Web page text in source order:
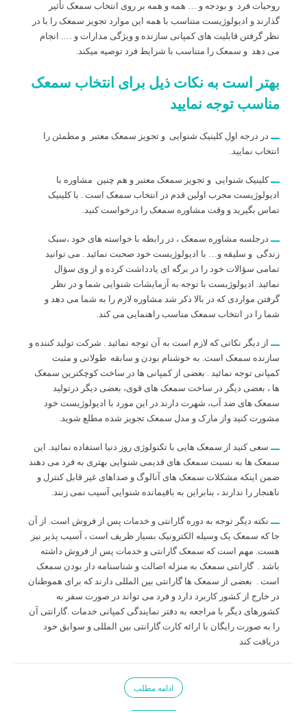
روحیات فرد و بودجه و … همه و همه بر روی انتخاب سمعک تأثیر
گذارند و ادیولوژیست متناسب با همه این موارد تجویز سمعک را با در
نظر گرفتن قابلیت های کمپانی سازنده و ویژگی مدارات و …. انجام
می دهد و سمعک را متناسب با شرایط فرد توصیه میکند.
بهتر است به نکات ذیل برای انتخاب سمعک
مناسب توجه نمایید
در درجه اول کلینیک شنوایی و تجویز سمعک معتبر و مطمئن را
انتخاب نمایید.
کلینیک شنوایی و تجویز سمعک معتبر و هم چنین مشاوره با
ادیولوژیست مجرب اولین قدم در انتخاب سمعک است . با کلینیک
تماس بگیرید و وقت مشاوره سمعک را درخواست کنید.
درجلسه مشاوره سمعک ، در رابطه با خواسته های خود ،سبک
زندگی و سلیقه و… با ادیولوژیست خود صحبت نمائید . می توانید
تمامی سؤالات خود را در برگه ای یادداشت کرده و از وی سؤال
نمائید. ادیولوژیست با توجه به آزمایشات شنوایی شما و در نظر
گرفتن مواردی که در بالا ذکر شد مشاوره لازم را به شما می دهد و
شما را در انتخاب سمعک مناسب راهنمایی می کند.
از دیگر نکاتی که لازم است به آن توجه نمائید . شرکت تولید کننده و
سازنده سمعک است. به خوشنام بودن و سابقه طولانی و مثبت
کمپانی توجه نمائید . بعضی از کمپانی ها در ساخت کوچکترین سمعک
ها ، بعضی دیگر در ساخت سمعک های قوی، بعضی دیگر درتولید
سمعک های ضد آب، شهرت دارند در این مورد با ادیولوژیست خود
مشورت کنید واز مارک و مدل سمعک تجویز شده مطلع شوید.
سعی کنید از سمعک هایی با تکنولوژی روز دنیا استفاده نمائید. این
سمعک ها به نسبت سمعک های قدیمی شنوایی بهتری به فرد می دهند
ضمن اینکه مشکلات سمعک های آنالوگ و صداهای غیر قابل کنترل و
ناهنجار را ندارند ، بنابراین به باقیمانده شنوایی آسیب نمی زنند.
نکته دیگر توجه به دوره گارانتی و خدمات پس از فروش است. از آن
جا که سمعک یک وسیله الکترونیک بسیار ظریف است ، آسیب پذیر نیز
هست. مهم است که سمعک گارانتی و خدمات پس از فروش داشته
باشد . گارانتی سمعک به منزله اصالت و شناسنامه دار بودن سمعک
است . بعضی از سمعک ها گارانتی بین المللی دارند که برای هموطنان
در خارج از کشور کاربرد دارد و فرد می تواند در صورت سفر به
کشورهای دیگر با مراجعه به دفتر نمایندگی کمپانی خدمات .گارانتی آن
را به صورت رایگان با ارائه کارت گارانتی بین المللی و سوابق خود
دریافت کند
ادامه مطلب